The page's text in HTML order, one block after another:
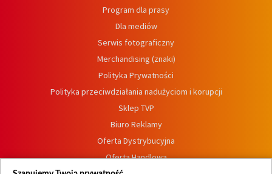
Program dla prasy
Dla mediów
Serwis fotograficzny
Merchandising (znaki)
Polityka Prywatności
Polityka przeciwdziałania nadużyciom i korupcji
Sklep TVP
Biuro Reklamy
Oferta Dystrybucyjna
Oferta Handlowa